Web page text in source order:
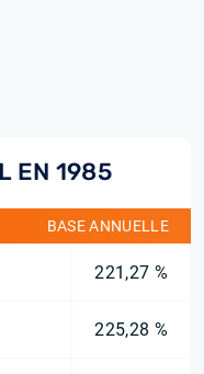
EN 1985
BASE ANNUELLE
221,27 %
225,28 %